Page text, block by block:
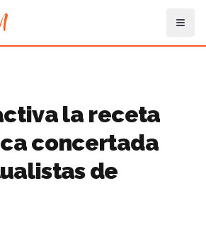
la receta
concertada
de